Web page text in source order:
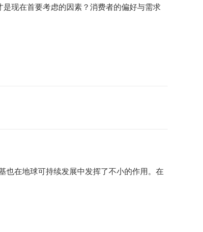
现在首要考虑的因素？消费者的偏好与需求
也在地球可持续发展中发挥了不小的作用。在